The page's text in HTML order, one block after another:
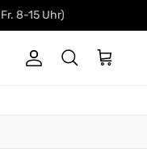
8-15 Uhr)
KontoSuchen